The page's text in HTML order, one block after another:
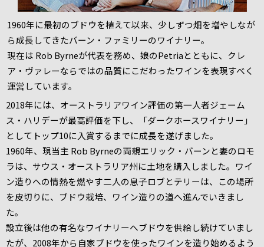
1960年に最初のブドウを植えて以来、少しずつ畑を増やしなが
ら成長してきたバーン・ファミリーのワイナリー。
現在は Rob Byrneが代表を務め、娘のPetriaとともに、クレ
ア・ヴァレーならではの品質にこだわったワインを表現すべく
運営しています。
2018年には、オーストラリアワイン評価の第一人者ジェーム
ス・ハリデーが最高評価を下し、「ダークホースワイナリー」
としてトップ10に入賞するまでに成長を遂げました。
1960年、現当主 Rob Byrneの両親エリック・バーンと妻のロモ
ラは、サウス・オーストラリア州に土地を購入しました。ワイ
ン造りへの情熱を燃やす二人の息子ロブとテリーは、この場所
を皮切りに、ブドウ栽培、ワイン造りの道へ進んでいきまし
た。
設立後は他の有名なワイナリーへブドウを供給し続けていまし
たが、2008年から自家ブドウを使ったワインを造り始めるよう